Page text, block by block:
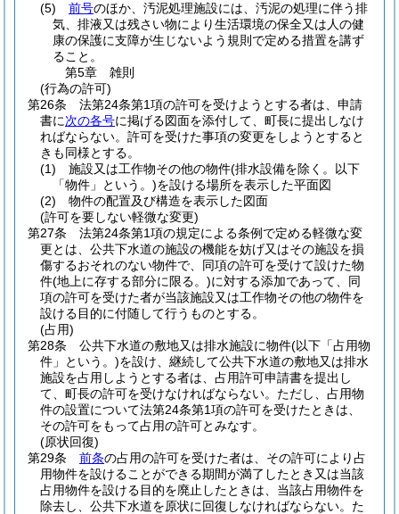
(5)
前号のほか、汚泥処理施設には、汚泥の処理に伴う排
気、排液又は残さい物により生活環境の保全又は人の健
康の保護に支障が生じないよう規則で定める措置を講ず
ること。
第5章
雑則
(行為の許可)
第26条
法第24条第1項の許可を受けようとする者は、申請
書に次の各号に掲げる図面を添付して、町長に提出しなけ
ればならない。 許可を受けた事項の変更をしようとすると
きも同様とする。
(1)
施設又は工作物その他の物件(排水設備を除く。以下
「物件」という。)を設ける場所を表示した平面図
(2)
物件の配置及び構造を表示した図面
(許可を要しない軽微な変更)
第27条
法第24条第1項の規定による条例で定める軽微な変
更とは、公共下水道の施設の機能を妨げ又はその施設を損
傷するおそれのない物件で、同項の許可を受けて設けた物
件(地上に存する部分に限る。)に対する添加であって、同
項の許可を受けた者が当該施設又は工作物その他の物件を
設ける目的に付随して行うものとする。
(占用)
第28条
公共下水道の敷地又は排水施設に物件(以下「占用物
件」という。)を設け、継続して公共下水道の敷地又は排水
施設を占用しようとする者は、占用許可申請書を提出し
て、町長の許可を受けなければならない。 ただし、占用物
件の設置について法第24条第1項の許可を受けたときは、
その許可をもって占用の許可とみなす。
(原状回復)
第29条
前条の占用の許可を受けた者は、その許可により占
用物件を設けることができる期間が満了したとき又は当該
占用物件を設ける目的を廃止したときは、当該占用物件を
除去し、公共下水道を原状に回復しなければならない。 た